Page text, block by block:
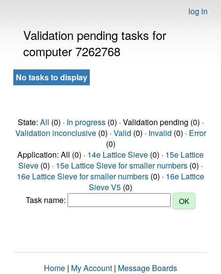
log in
Validation pending tasks for
computer 7262768
No tasks to display
State: All (0) · In progress(0) · Validation pending (0) ·
Validation inconclusive(0) · Valid (0) · Invalid (0) · Error
(0)
Application: All (0) · 14e Lattice Sieve (0) · 15e Lattice
Sieve (0) · 15e Lattice Sieve for smaller numbers (0) ·
16e Lattice Sieve for smaller numbers (0) · 16e Lattice
Sieve V5 (0)
Task name:
Home | My Account | Message Boards